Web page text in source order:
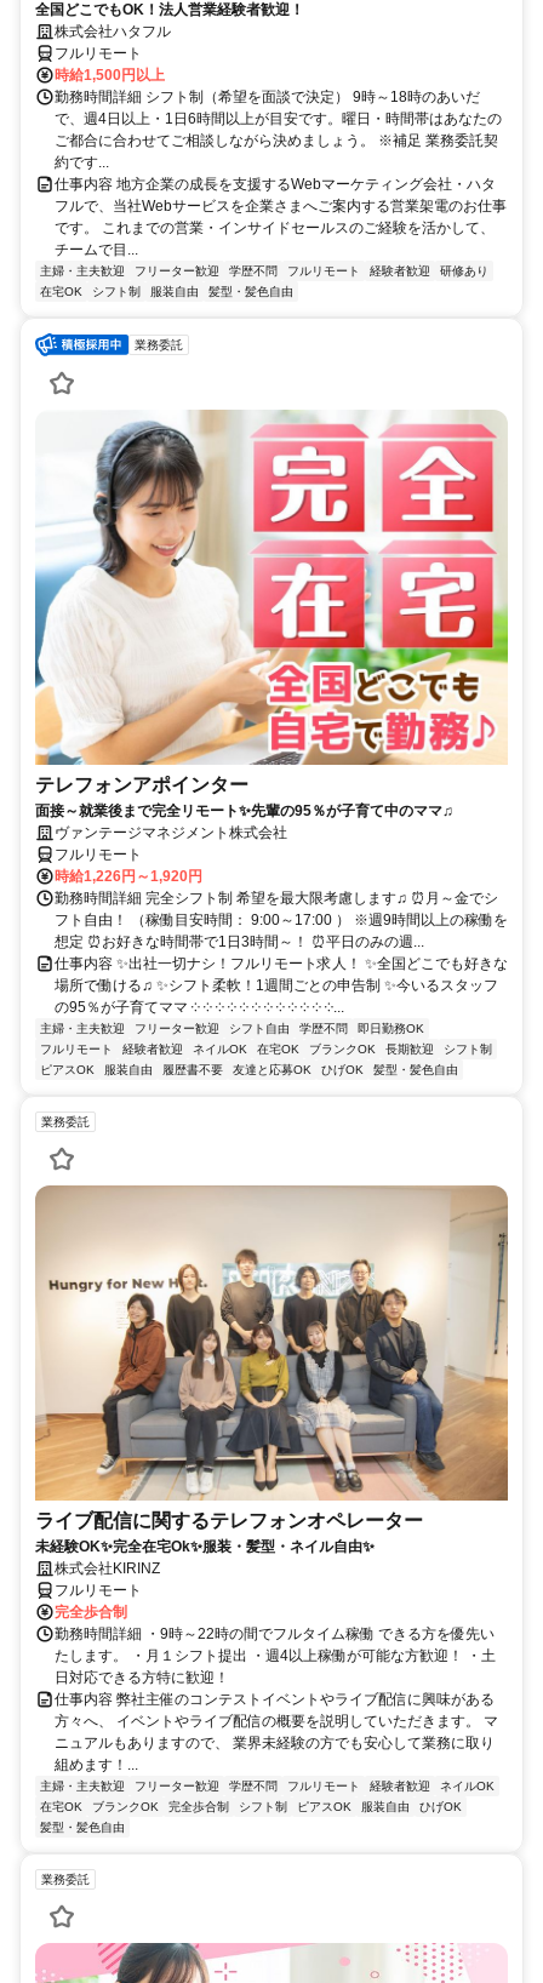
全国どこでもOK！法人営業経験者歓迎！
株式会社ハタフル
フルリモート
時給1,500円以上
勤務時間詳細 シフト制（希望を面談で決定） 9時～18時のあいだ
で、週4日以上・1日6時間以上が目安です。曜日・時間帯はあなたの
ご都合に合わせてご相談しながら決めましょう。 ※補足 業務委託契
約です...
仕事内容 地方企業の成長を支援するWebマーケティング会社・ハタ
フルで、当社Webサービスを企業さまへご案内する営業架電のお仕事
です。 これまでの営業・インサイドセールスのご経験を活かして、
チームで目...
主婦・主夫歓迎 フリーター歓迎 学歴不問 フルリモート 経験者歓迎
研修あり
在宅OK
シフト制 服装自由 髪型・髪色自由
業務委託
テレフォンアポインター
面接～就業後まで完全リモート✨先輩の95％が子育て中のママ♫
ヴァンテージマネジメント株式会社
フルリモート
時給1,226円～1,920円
勤務時間詳細 完全シフト制 希望を最大限考慮します♫ ⏰月～金でシ
フト自由！ （稼働目安時間： 9:00～17:00 ） ※週9時間以上の稼働を
想定 ⏰お好きな時間帯で1日3時間～！ ⏰平日のみの週...
仕事内容 ✨出社一切ナシ！フルリモート求人！ ✨全国どこでも好きな
場所で働ける♫ ✨シフト柔軟！1週間ごとの申告制 ✨今いるスタッフ
の95％が子育てママ ༶ ༶ ༶ ༶ ༶ ༶ ༶ ༶ ༶ ༶ ༶ ༶...
主婦・主夫歓迎 フリーター歓迎 シフト自由 学歴不問
即日勤務OK
フルリモート
経験者歓迎 ネイルOK 在宅OK ブランクOK 長期歓迎
シフト制
ピアスOK
服装自由 履歴書不要 友達と応募OK ひげOK 髪型・髪色自由
業務委託
ライブ配信に関するテレフォンオペレーター
未経験OK✨完全在宅Ok✨服装・髪型・ネイル自由✨
株式会社KIRINZ
フルリモート
完全歩合制
勤務時間詳細 ・9時～22時の間でフルタイム稼働 できる方を優先い
たします。 ・月１シフト提出 ・週4以上稼働が可能な方歓迎！ ・土
日対応できる方特に歓迎！
仕事内容 弊社主催のコンテストイベントやライブ配信に興味がある
方々へ、 イベントやライブ配信の概要を説明していただきます。 マ
ニュアルもありますので、 業界未経験の方でも安心して業務に取り
組めます！...
主婦・主夫歓迎 フリーター歓迎 学歴不問 フルリモート 経験者歓迎
ネイルOK
在宅OK
ブランクOK 完全歩合制 シフト制 ピアスOK 服装自由
ひげOK
髪型・髪色自由
業務委託